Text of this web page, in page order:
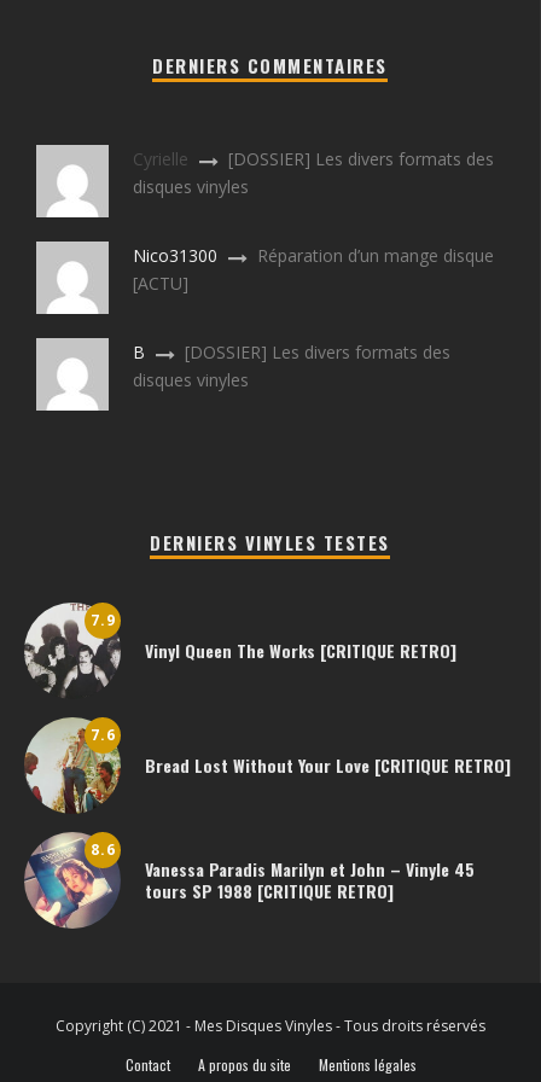
DERNIERS COMMENTAIRES
Cyrielle
[DOSSIER] Les divers formats des
disques vinyles
Nico31300
Réparation d’un mange disque
[ACTU]
B
[DOSSIER] Les divers formats des
disques vinyles
DERNIERS VINYLES TESTES
7.9
Vinyl Queen The Works [CRITIQUE RETRO]
7.6
Bread Lost Without Your Love [CRITIQUE RETRO]
8.6
Vanessa Paradis Marilyn et John – Vinyle 45
tours SP 1988 [CRITIQUE RETRO]
Copyright (C) 2021 - Mes Disques Vinyles - Tous droits réservés
Contact
A propos du site Mentions légales